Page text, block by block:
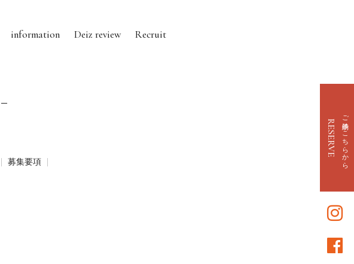
information Deiz review Recruit
ご予約はこちらから
RESERVE
募集要項